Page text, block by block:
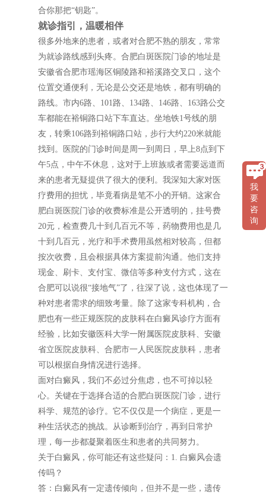
合你那把“钥匙”。
就诊指引，温暖相伴
很多外地来的患者，或者对合肥不熟的朋友，常常
为就诊路线感到头疼。合肥白斑医院门诊的地址是
安徽省合肥市瑶海区铜陵路和裕溪路交叉口，这个
位置交通便利，无论是公交还是地铁，都有明确的
路线。市内6路、101路、134路、146路、163路公交
车都能在裕铜路口站下车直达。坐地铁1号线的朋
友，转乘106路到裕铜路口站，步行大约220米就能
找到。医院的门诊时间是周一到周日，早上8点到下
午5点，中午不休息，这对于上班族或者需要远道而
来的患者无疑提供了很大的便利。我深知大家对医
疗费用的担忧，毕竟看病是笔不小的开销。这家合
肥白斑医院门诊的收费标准是公开透明的，挂号费
20元，检查费几十到几百元不等，药物费用也是几
十到几百元，光疗和手术费用虽然相对较高，但都
按次收费，且会根据具体方案提前沟通。他们支持
现金、刷卡、支付宝、微信等多种支付方式，这在
合肥可以说很“接地气”了，往深了说，这也体现了一
种对患者需求的细致考量。除了这家专科机构，合
肥也有一些正规医院的皮肤科在白癜风诊疗方面有
经验，比如安徽医科大学一附属医院皮肤科、安徽
省立医院皮肤科、合肥市一人民医院皮肤科，患者
可以根据自身情况进行选择。
面对白癜风，我们不必过分焦虑，也不可掉以轻
心。关键在于选择合适的合肥白斑医院门诊，进行
科学、规范的诊疗。它不仅仅是一个病症，更是一
种生活状态的挑战。从诊断到治疗，再到日常护
理，每一步都凝聚着医生和患者的共同努力。
关于白癜风，你可能还有这些疑问：1. 白癜风会遗
传吗？
答：白癜风有一定遗传倾向，但并不是一些，遗传
我
要
咨
询